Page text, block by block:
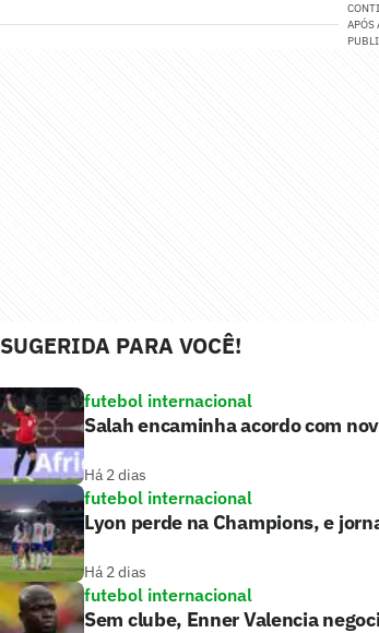
APÓS
SUGERIDA PARA VOCÊ!
futebol internacional
Salah encaminha acordo com
Há 2 dias
futebol internacional
Lyon perde na Champions, e
Há 2 dias
futebol internacional
Sem clube, Enner Valencia